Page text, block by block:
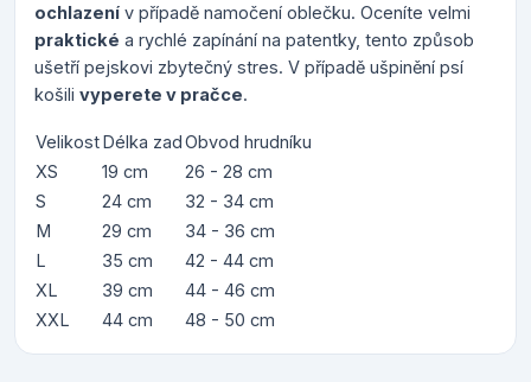
ochlazení v případě namočení oblečku. Oceníte velmi
praktické a rychlé zapínání na patentky, tento způsob
ušetří pejskovi zbytečný stres. V případě ušpinění psí
košili vyperete v pračce.
VelikostDélka zadObvod hrudníku
XS
19 cm
26 - 28 cm
S
24 cm
32 - 34 cm
M
29 cm
34 - 36 cm
L
35 cm
42 - 44 cm
XL
39 cm
44 - 46 cm
XXL
44 cm 48 - 50 cm